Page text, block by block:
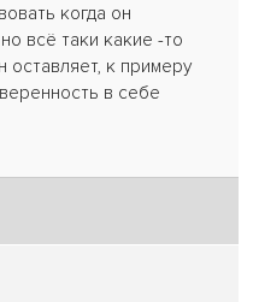
когда он
всё таки какие -то
оставляет, к примеру
в себе